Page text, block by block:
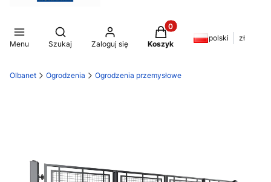
Menu
Otwórz wyszukiwarkę
Szukaj Zaloguj się
Produkty w koszyku: 0.
Koszyk
polski zł
Olbanet Ogrodzenia Ogrodzenia przemysłowe